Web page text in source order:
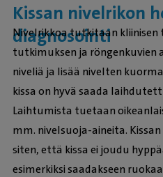
Kissan nivelrikon
diagnosointi
Nivelrikkoa tutkitaan
tutkimuksen ja röngenkuvien
niveliä ja lisää nivelten
kissa on hyvä saada
Laihtumista tuetaan
mm. nivelsuoja-aineita.
siten, että kissa ei joudu
esimerkiksi saadakseen